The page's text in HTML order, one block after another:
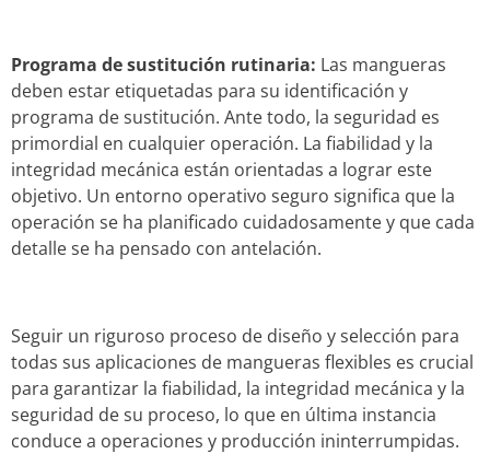
Programa de sustitución rutinaria: Las mangueras
deben estar etiquetadas para su identificación y
programa de sustitución. Ante todo, la seguridad es
primordial en cualquier operación. La fiabilidad y la
integridad mecánica están orientadas a lograr este
objetivo. Un entorno operativo seguro significa que la
operación se ha planificado cuidadosamente y que cada
detalle se ha pensado con antelación.
Seguir un riguroso proceso de diseño y selección para
todas sus aplicaciones de mangueras flexibles es crucial
para garantizar la fiabilidad, la integridad mecánica y la
seguridad de su proceso, lo que en última instancia
conduce a operaciones y producción ininterrumpidas.